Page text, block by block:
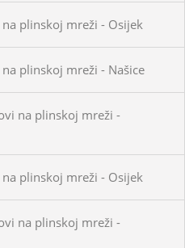
plinskoj mreži - Osijek
plinskoj mreži - Našice
na plinskoj mreži -
plinskoj mreži - Osijek
na plinskoj mreži -